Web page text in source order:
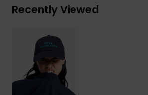
Recently Viewed